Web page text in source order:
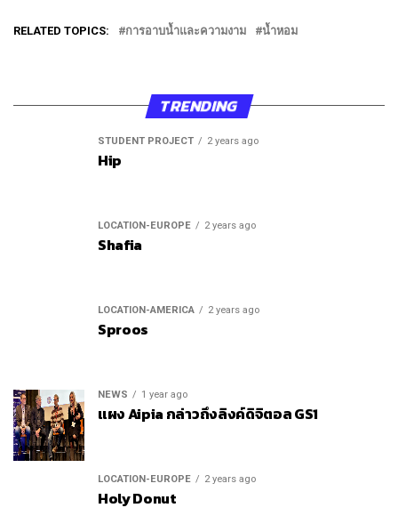
RELATED TOPICS: การอาบน้ำและความงาม น้ำหอม
TRENDING
STUDENT PROJECT 2 years ago
Hip
LOCATION-EUROPE 2 years ago
Shafia
LOCATION-AMERICA 2 years ago
Sproos
NEWS 1 year ago
แผง Aipia กล่าวถึงลิงค์ดิจิตอล GS1
LOCATION-EUROPE 2 years ago
Holy Donut